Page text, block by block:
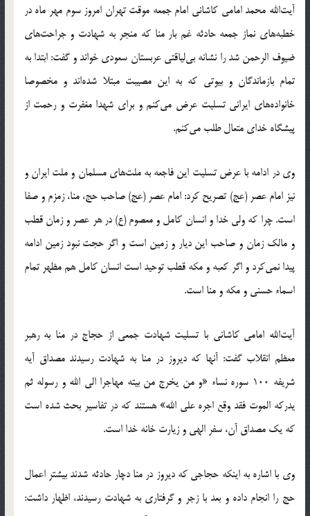
آیت‌الله محمد امامی کاشانی امام جمعه موقت تهران امروز سوم مهر ماه در
خطبه‌های نماز جمعه حادثه غم بار منا که منجر به شهادت و جراحت‌های
ضیوف الرحمن شد را نشانه بی‌لیاقتی عربستان سعودی خواند و گفت: ابتدا به
تمام بازماندگان و بیوتی که به این مصیبت مبتلا شده‌اند و مخصوصا
خانواده‌های ایرانی تسلیت عرض می‌کنم و برای شهدا مغفرت و رحمت از
پیشگاه خدای متعال طلب می‌کنم.
وی در ادامه با عرض تسلیت این فاجعه به ملت‌های مسلمان و ملت ایران و
نیز امام عصر (عج) تصریح کرد: امام عصر (عج) صاحب حج، منا، زمزم و صفا
است. چرا که ولی خدا و انسان کامل و معصوم (ع) در هر عصر و زمان قطب
و مالک زمان و صاحب این دیار و زمین است و اگر حجت نبود زمین ادامه
پیدا نمی‌کرد و اگر کعبه و مکه قطب توحید است انسان کامل هم مظهر تمام
اسماء حسنی و مکه و منا است.
آیت‌الله امامی کاشانی با تسلیت شهادت جمعی از حجاج در منا به رهبر
معظم انقلاب گفت: آنها که دیروز در منا به شهادت رسیدند مصداق آیه
شریفه 100 سوره نساء «و من یخرج من بیته مهاجرا الی الله و رسوله ثم
یدرکه الموت فقد وقع اجره علی الله» هستند که در تفاسیر بحث شده است
که یک مصداق آن، سفر الهی و زیارت خانه خدا است.
وی با اشاره به اینکه حجاجی که دیروز در منا دچار حادثه شدند بیشتر اعمال
حج را انجام داده و بعد با زجر و گرفتاری به شهادت رسیدند، اظهار داشت: